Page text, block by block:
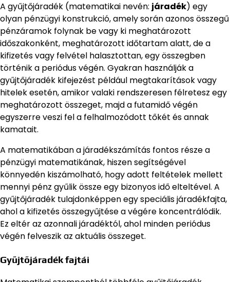
A gyűjtőjáradék (matematikai nevén: járadék) egy
olyan pénzügyi konstrukció, amely során azonos összegű
pénzáramok folynak be vagy ki meghatározott
időszakonként, meghatározott időtartam alatt, de a
kifizetés vagy felvétel halasztottan, egy összegben
történik a periódus végén. Gyakran használják a
gyűjtőjáradék kifejezést például megtakarítások vagy
hitelek esetén, amikor valaki rendszeresen félretesz egy
meghatározott összeget, majd a futamidő végén
egyszerre veszi fel a felhalmozódott tőkét és annak
kamatait.
A matematikában a járadékszámítás fontos része a
pénzügyi matematikának, hiszen segítségével
könnyedén kiszámolható, hogy adott feltételek mellett
mennyi pénz gyűlik össze egy bizonyos idő elteltével. A
gyűjtőjáradék tulajdonképpen egy speciális járadékfajta,
ahol a kifizetés összegyűjtése a végére koncentrálódik.
Ez eltér az azonnali járadéktól, ahol minden periódus
végén felveszik az aktuális összeget.
Gyűjtőjáradék fajtái